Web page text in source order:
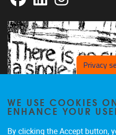
Privacy
WE USE COOKIES
ENHANCE YOUR
By clicking the Accept button,